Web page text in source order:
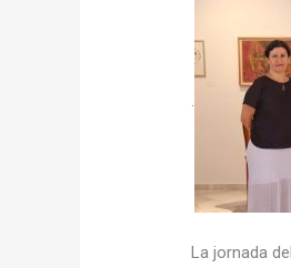
.
La jornada